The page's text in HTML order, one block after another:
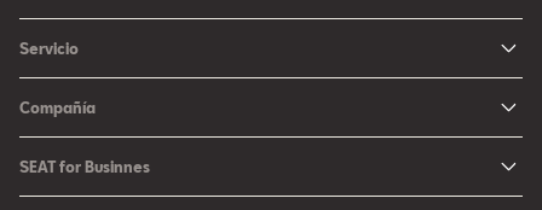
Arona
León
Ateca
Configurador SEAT
Promociones
Fichas Técnicas
Ubica tu Concesionaria SEAT
Servicio
Campaña Bolsas de Aire
Promociones Servicio SEAT
Compañía
Cultura urbana
SEAT for Businnes